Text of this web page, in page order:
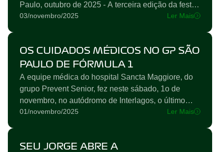
Paulo, outubro de 2025 - A terceira edição da festa
oficial do GP São Paulo de F1, a São Paulo Grand
durante o fim de semana mais badalado do Brasil.
O evento, que acontece nos dias 07 e 08 de
novembro na...
03/novembro/2025 Ler Mais
OS CUIDADOS MÉDICOS NO GP SÃO
A equipe médica do hospital Sancta Maggiore, do
grupo Prevent Senior, fez neste sábado, 1o de
novembro, no autódromo de Interlagos, o último
ensaio para a corrida do próximo final de semana.
pista e foi levada de helicóptero para a unidade
01/novembro/2025 Ler Mais
SEU JORGE ABRE A